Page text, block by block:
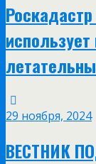
29 ноября, 2024
ВЕСТНИК